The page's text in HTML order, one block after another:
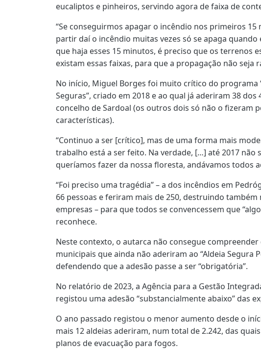
eucaliptos e pinheiros, servindo agora de faixa de
“Se conseguirmos apagar o incêndio nos primeiros 15
partir daí o incêndio muitas vezes só se apaga
que haja esses 15 minutos, é preciso que os terrenos
existam essas faixas, para que a propagação não seja
No início, Miguel Borges foi muito crítico do programa
Seguras”, criado em 2018 e ao qual já aderiram 38
concelho de Sardoal (os outros dois só não o fizeram
características).
“Continuo a ser [crítico], mas de uma forma mais
trabalho está a ser feito. Na verdade, […] até 2017 não
queríamos fazer da nossa floresta, andávamos todos
“Foi preciso uma tragédia” – a dos incêndios em
66 pessoas e feriram mais de 250, destruindo também
empresas – para que todos se convencessem que
reconhece.
Neste contexto, o autarca não consegue
municipais que ainda não aderiram ao “Aldeia Segura
defendendo que a adesão passe a ser “obrigatória”.
No relatório de 2023, a Agência para a Gestão
registou uma adesão “substancialmente abaixo” das
O ano passado registou o menor aumento desde o
mais 12 aldeias aderiram, num total de 2.242, das
planos de evacuação para fogos.